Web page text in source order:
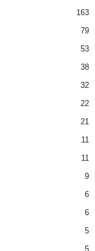
163
79
53
38
32
22
21
11
11
9
6
6
5
5